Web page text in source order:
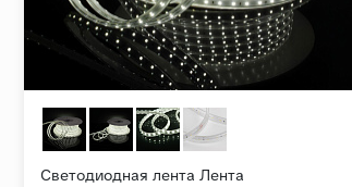
Светодиодная лента Лента